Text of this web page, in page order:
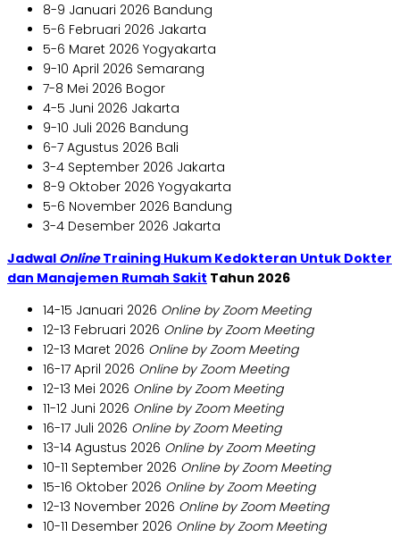
8-9 Januari 2026 Bandung
5-6 Februari 2026 Jakarta
5-6 Maret 2026 Yogyakarta
9-10 April 2026 Semarang
7-8 Mei 2026 Bogor
4-5 Juni 2026 Jakarta
9-10 Juli 2026 Bandung
6-7 Agustus 2026 Bali
3-4 September 2026 Jakarta
8-9 Oktober 2026 Yogyakarta
5-6 November 2026 Bandung
3-4 Desember 2026 Jakarta
Jadwal OnlineTraining Hukum Kedokteran Untuk Dokter
dan Manajemen Rumah Sakit Tahun 2026
14-15 Januari 2026 Online by Zoom Meeting
12-13 Februari 2026 Online by Zoom Meeting
12-13 Maret 2026 Online by Zoom Meeting
16-17 April 2026 Online by Zoom Meeting
12-13 Mei 2026 Online by Zoom Meeting
11-12 Juni 2026 Online by Zoom Meeting
16-17 Juli 2026 Online by Zoom Meeting
13-14 Agustus 2026 Online by Zoom Meeting
10-11 September 2026 Online by Zoom Meeting
15-16 Oktober 2026 Online by Zoom Meeting
12-13 November 2026 Online by Zoom Meeting
10-11 Desember 2026 Online by Zoom Meeting